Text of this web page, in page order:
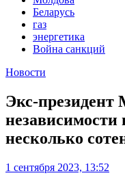
Беларусь
газ
энергетика
Война санкций
Новости
Экс-президент
независимости
несколько
1 сентября 2023, 13:52